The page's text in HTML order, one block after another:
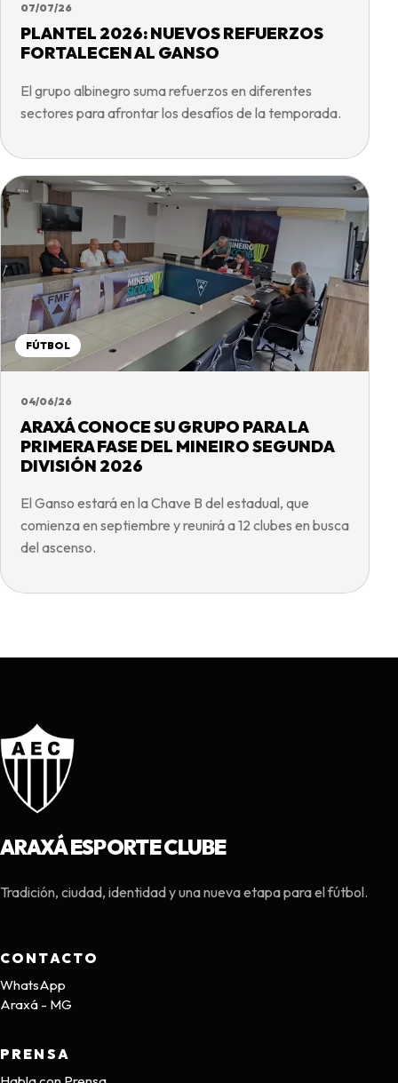
07/07/26
PLANTEL 2026: NUEVOS REFUERZOS
FORTALECEN AL GANSO
El grupo albinegro suma refuerzos en diferentes
sectores para afrontar los desafíos de la temporada.
FÚTBOL
04/06/26
ARAXÁ CONOCE SU GRUPO PARA LA
PRIMERA FASE DEL MINEIRO SEGUNDA
DIVISIÓN 2026
El Ganso estará en la Chave B del estadual, que
comienza en septiembre y reunirá a 12 clubes en busca
del ascenso.
ARAXÁ ESPORTE CLUBE
Tradición, ciudad, identidad y una nueva etapa para el fútbol.
CONTACTO
WhatsApp
Araxá - MG
PRENSA